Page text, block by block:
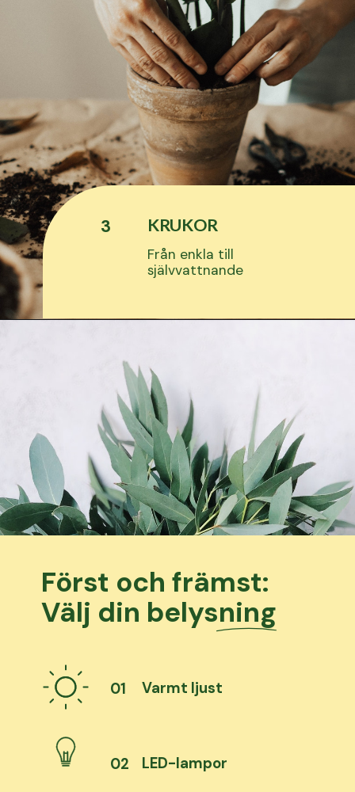
3 KRUKOR
Från enkla till
självvattnande
01 Varmt ljust
02 LED-lampor
Först och främst:
Välj din belysning